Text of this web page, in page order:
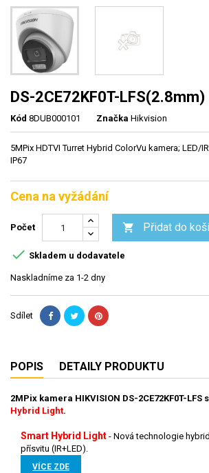
DS-2CE72KF0T-LFS(2.8mm)
Kód 8DUB000101 Značka Hikvision
5MPix HDTVI Turret Hybrid ColorVu kamera; LED/
IP67
Cena na vyžádání
Počet  Přidat do
 Skladem u dodavatele
Naskladníme za 1-2 dny
Sdílet
POPIS DETAILY PRODUKTU
2MPix kamera HIKVISION DS-2CE72KF0T-LFS
Hybrid Light.
Smart Hybrid Light - Nová technologie
přísvitu (IR+LED).
VÍCE ZDE